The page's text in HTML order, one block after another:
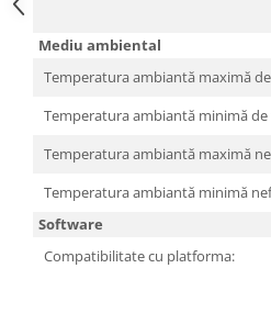
TV, Multimedia & Electronice
Televizoare & accesorii
Cloud si Aplicatii SaaS
Sisteme Videoconferinta
Mediu ambiental
Temperatura ambiantă maximă
Temperatura ambiantă minimă
Temperatura ambiantă maximă
Temperatura ambiantă minimă
Software
Compatibilitate cu platforma: